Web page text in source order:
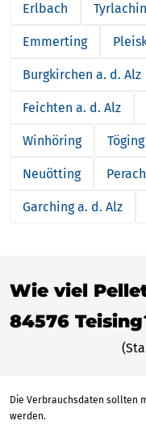
Erlbach
Emmerting
Burgkirchen a. d. Alz
Feichten a. d. Alz
Winhöring
Neuötting Perach
Garching a. d. Alz
Wie viel
84576
Die Verbrauchsdaten sollten
werden.